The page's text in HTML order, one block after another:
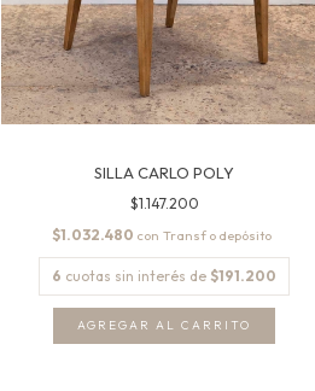
SILLA CARLO POLY
$1.147.200
$1.032.480 con
6 cuotas sin interés de $191.200